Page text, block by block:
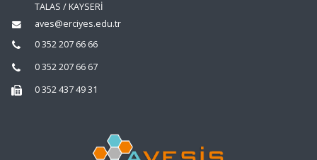
TALAS / KAYSERİ
aves@erciyes.edu.tr
0 352 207 66 66
0 352 207 66 67
0 352 437 49 31